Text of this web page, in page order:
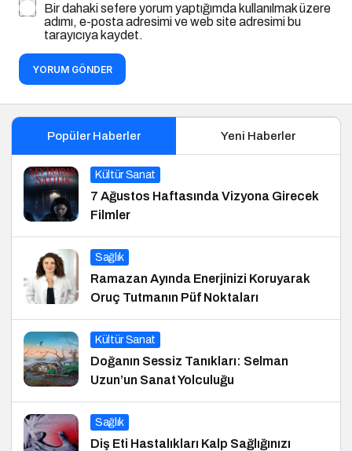
Bir dahaki sefere yorum yaptığımda kullanılmak üzere
adımı, e-posta adresimi ve web site adresimi bu
tarayıcıya kaydet.
YORUM GÖNDER
Popüler Haberler Yeni Haberler
Kültür Sanat
7 Ağustos Haftasında Vizyona Girecek
Filmler
Sağlık
Ramazan Ayında Enerjinizi Koruyarak
Oruç Tutmanın Püf Noktaları
Kültür Sanat
Doğanın Sessiz Tanıkları: Selman
Uzun’un Sanat Yolculuğu
Sağlık
Diş Eti Hastalıkları Kalp Sağlığınızı